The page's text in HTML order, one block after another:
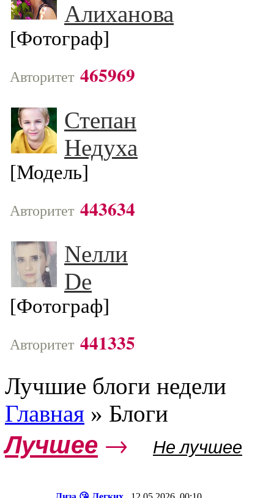
Алиханова
[Фотограф]
Авторитет 465969
Степан
Недуха
[Модель]
Авторитет 443634
Nелли
Dе
[Фотограф]
Авторитет 441335
Лучшие блоги недели
Главная » Блоги
Лучшее → Не лучшее